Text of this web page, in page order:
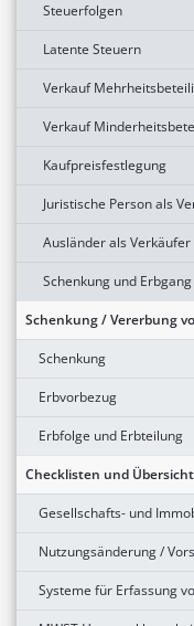
Steuerfolgen
Latente Steuern
Verkauf
Verkauf
Kaufpreisfestlegung
Juristische Person als
Ausländer als Verkäufer
Schenkung und Erbgang
Schenkung / Vererbung
Schenkung
Erbvorbezug
Erbfolge und Erbteilung
Checklisten und
Gesellschafts- und
Nutzungsänderung /
Systeme für Erfassung